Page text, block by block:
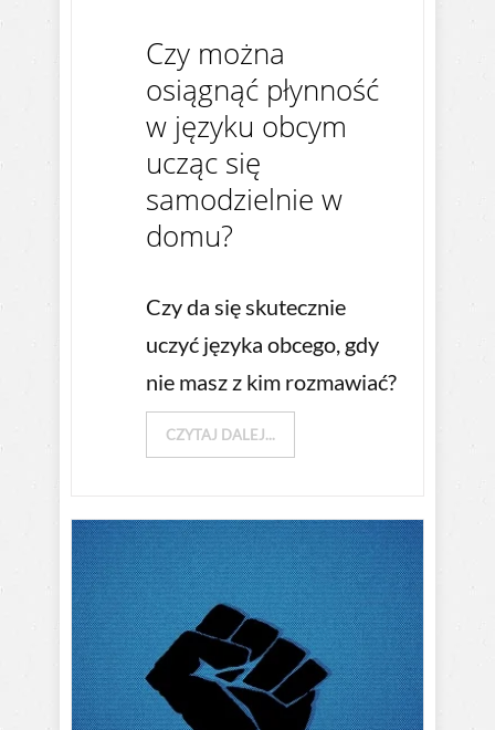
Czy można
osiągnąć płynność
w języku obcym
ucząc się
samodzielnie w
domu?
Czy da się skutecznie
uczyć języka obcego, gdy
nie masz z kim rozmawiać?
CZYTAJ DALEJ...